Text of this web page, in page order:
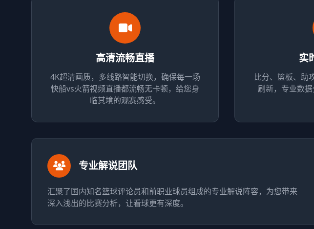
高清流畅直播
4K超清画质，多线路智能切换，确保每一场
快船vs火箭视频直播都流畅无卡顿，给您身
临其境的观赛感受。
实
比分、篮板、助
刷新，专业数
专业解说团队
汇聚了国内知名篮球评论员和前职业球员组成的专业解说阵容，为您带来
深入浅出的比赛分析，让看球更有深度。